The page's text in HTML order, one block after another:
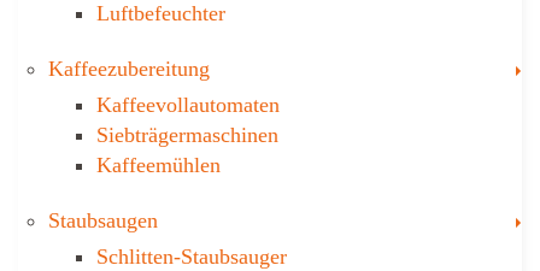
Luftbefeuchter
Kaffee­zubereitung
Kaffeevollautomaten
Siebträgermaschinen
Kaffeemühlen
Staubsaugen
Schlitten-Staubsauger